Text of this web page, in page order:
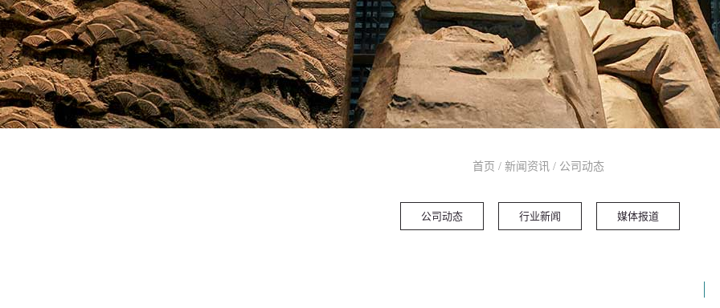
公司动态 行业新闻 媒体报道
首页 / 新闻资讯 / 公司动态